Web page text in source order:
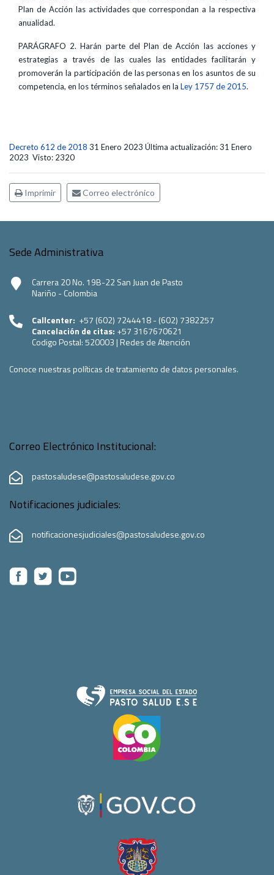
Plan de Acción las actividades que correspondan a la respectiva
anualidad.
PARÁGRAFO 2. Harán parte del Plan de Acción las acciones y
estrategias a través de las cuales las entidades facilitarán y
promoverán la participación de las personas en los asuntos de su
competencia, en los términos señalados en la Ley 1757 de 2015.
Decreto 612 de 2018 31 Enero 2023 Última actualización: 31 Enero
2023 Visto: 2320
Imprimir Correo electrónico
Sede Administrativa
Carrera 20 No. 19B-22 San Juan de Pasto
Nariño - Colombia
Callcenter: +57 (602) 7244418 - (602) 7382257
Cancelación de citas: +57 3167670621
Codigo Postal:520003 | Redes de Atención
Conoce nuestras políticas de tratamiento de datos personales.
Correo Electrónico Institucional:
pastosaludese@pastosaludese.gov.co
Notificaciones judiciales:
notificacionesjudiciales@pastosaludese.gov.co